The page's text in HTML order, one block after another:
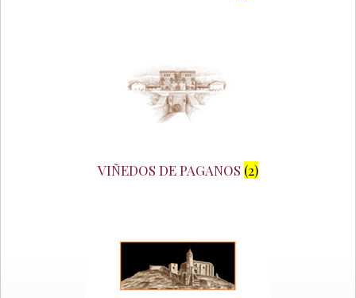
VIÑEDOS DE PAGANOS (2)